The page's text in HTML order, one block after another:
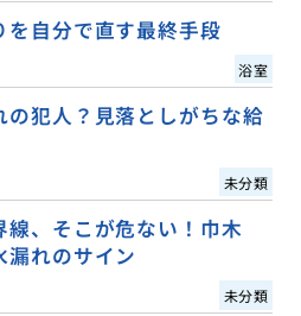
を自分で直す最終手段
浴室
犯人？見落としがちな給
未分類
線、そこが危ない！巾木
漏れのサイン
未分類